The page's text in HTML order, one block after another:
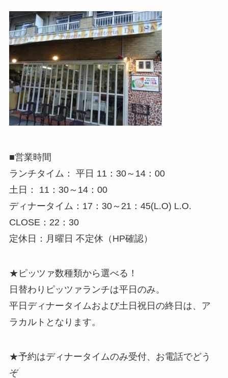
■営業時間
ランチタイム： 平日 11：30～14：00
土日： 11：30～14：00
ディナータイム：17：30～21：45(L.O) L.O.
CLOSE：22：30
定休日：月曜日 不定休（HP確認）
★ピッツァ数種類から選べる！
日替わりピッツァランチは平日のみ。
平日ディナータイムおよび土日祝日の終日は、ア
ラカルトとなります。
★予約はディナータイムのみ受付、お電話でどう
ぞ